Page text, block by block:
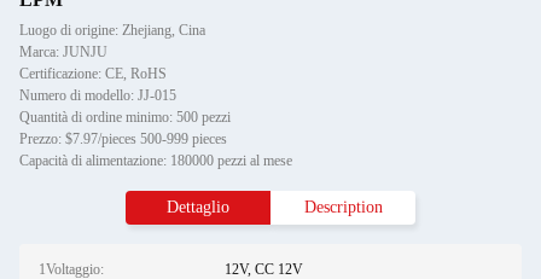
Luogo di origine: Zhejiang, Cina
Marca: JUNJU
Certificazione: CE, RoHS
Numero di modello: JJ-015
Quantità di ordine minimo: 500 pezzi
Prezzo: $7.97/pieces 500-999 pieces
Capacità di alimentazione: 180000 pezzi al mese
Dettaglio Description
1Voltaggio: 12V, CC 12V